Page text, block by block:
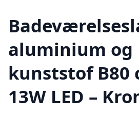
aluminium og
kunststof B80
13W LED –